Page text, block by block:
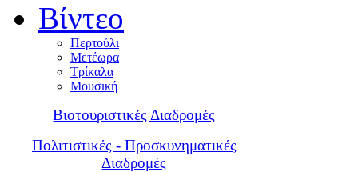
Βίντεο
Περτούλι
Μετέωρα
Τρίκαλα
Μουσική
Βιοτουριστικές Διαδρομές
Πολιτιστικές - Προσκυνηματικές
Διαδρομές